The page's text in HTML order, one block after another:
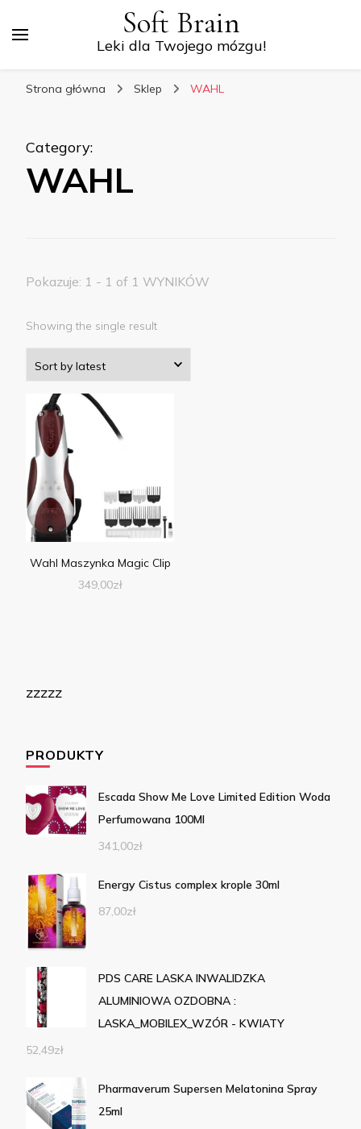
Soft Brain
Leki dla Twojego mózgu!
Strona główna Sklep WAHL
Category:
WAHL
Pokazuje: 1 - 1 of 1 WYNIKÓW
Showing the single result
Wahl Maszynka Magic Clip
349,00zł
zzzzz
PRODUKTY
Escada Show Me Love Limited Edition Woda
Perfumowana 100Ml
341,00zł
Energy Cistus complex krople 30ml
87,00zł
PDS CARE LASKA INWALIDZKA
ALUMINIOWA OZDOBNA :
LASKA_MOBILEX_WZÓR - KWIATY
52,49zł
Pharmaverum Supersen Melatonina Spray
25ml